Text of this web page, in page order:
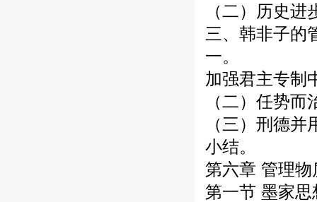
（二）历史进
三、韩非子的
一。
加强君主专制
（二）任势而
（三）刑德并
小结。
第六章 管理
第一节 墨家